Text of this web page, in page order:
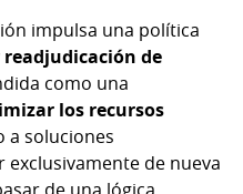
impulsa una política
de
como una
los recursos
a soluciones
de nueva